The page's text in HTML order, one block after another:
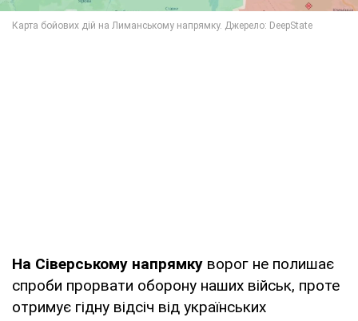
На Сіверському напрямку ворог не полишає
спроби прорвати оборону наших військ, проте
отримує гідну відсіч від українських